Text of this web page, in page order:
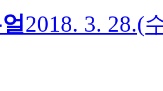
2018. 3. 28.(